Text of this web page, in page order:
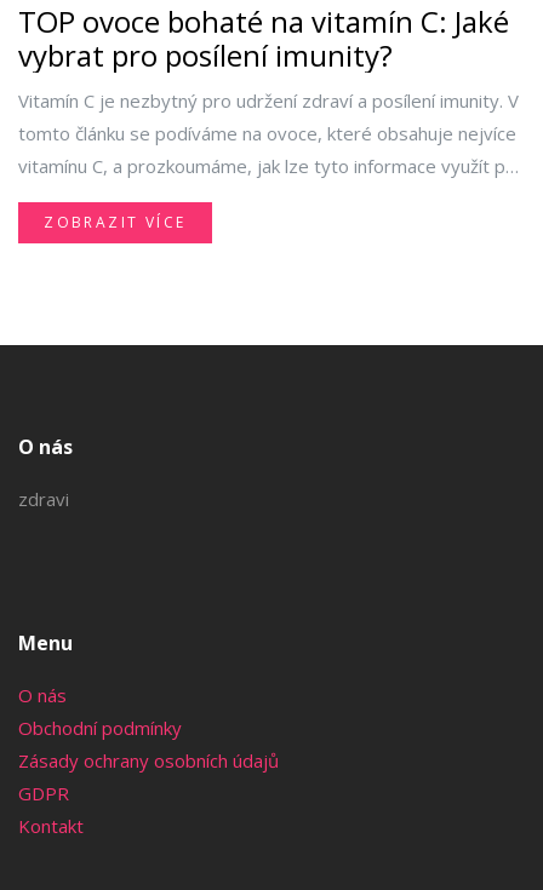
TOP ovoce bohaté na vitamín C: Jaké
vybrat pro posílení imunity?
Vitamín C je nezbytný pro udržení zdraví a posílení imunity. V
tomto článku se podíváme na ovoce, které obsahuje nejvíce
vitamínu C, a prozkoumáme, jak lze tyto informace využít pro
zlepšení našeho denního stravování. Naučíme se nejen, které
plody jsou nejbohatší na tento důležitý vitamín, ale také jaké
ZOBRAZIT VÍCE
O nás
zdravi
Menu
O nás
Obchodní podmínky
Zásady ochrany osobních údajů
GDPR
Kontakt